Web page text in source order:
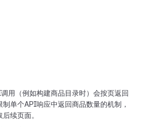
用（例如构建商品目录时）会按页返回
单个API响应中返回商品数量的机制，
续页面。